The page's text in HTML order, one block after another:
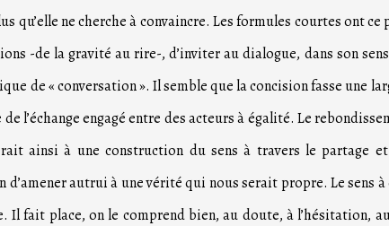
qu’elle ne cherche à convaincre. Les formules courtes ont
-de la gravité au rire-, d’inviter au dialogue, dans son
de « conversation ». Il semble que la concision fasse une
l’échange engagé entre des acteurs à égalité. Le
ainsi à une construction du sens à travers le partage
autrui à une vérité qui nous serait propre. Le sens
Il fait place, on le comprend bien, au doute, à l’hésitation,